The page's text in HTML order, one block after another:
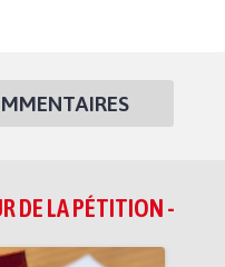
DE LA PÉTITION -